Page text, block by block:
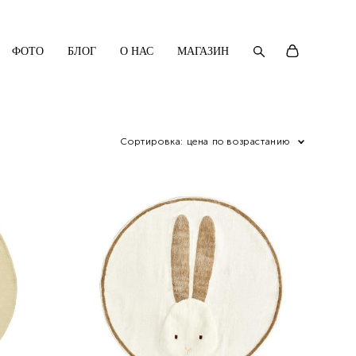
ФОТО БЛОГ О НАС МАГАЗИН
Сортировка: цена по возрастанию